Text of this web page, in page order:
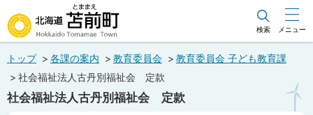
文
メ
ュ
北海道苫前町
Hokkaido Tomamae Town
検索 メニュー
トップ 各課の案内 教育委員会
教育委員会 子ども教育課
社会福祉法人古丹別福祉会 定款
社会福祉法人古丹別福祉会 定款